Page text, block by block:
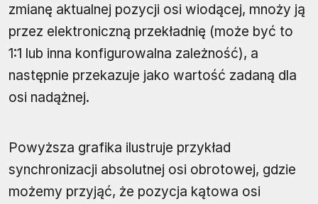
zmianę aktualnej pozycji osi wiodącej, mnoży ją
przez elektroniczną przekładnię (może być to
1:1 lub inna konfigurowalna zależność), a
następnie przekazuje jako wartość zadaną dla
osi nadążnej.
Powyższa grafika ilustruje przykład
synchronizacji absolutnej osi obrotowej, gdzie
możemy przyjąć, że pozycja kątowa osi